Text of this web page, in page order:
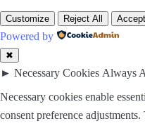
Customize Reject All Accept
Powered by
✖
► Necessary Cookies Always
Necessary cookies enable
consent preference